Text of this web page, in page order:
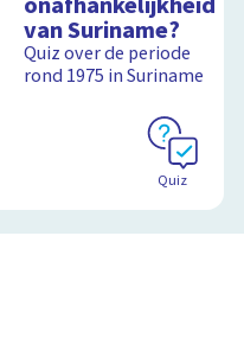
van Suriname?
Quiz over de periode
rond 1975 in Suriname
Quiz